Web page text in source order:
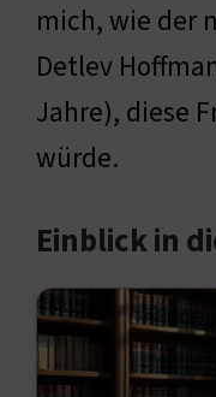
mich, wie der
Detlev
Jahre), diese
würde.
Einblick in